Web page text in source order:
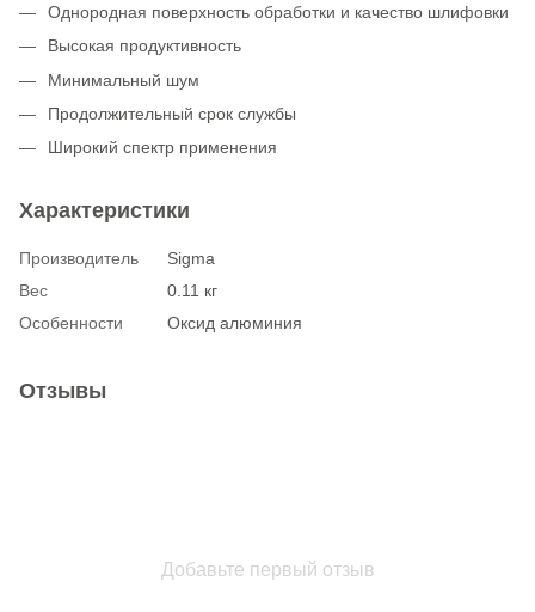
Однородная поверхность обработки и качество шлифовки
Высокая продуктивность
Минимальный шум
Продолжительный срок службы
Широкий спектр применения
Характеристики
Производитель
Sigma
Вес
0.11 кг
Особенности
Оксид алюминия
Отзывы
Добавьте первый отзыв